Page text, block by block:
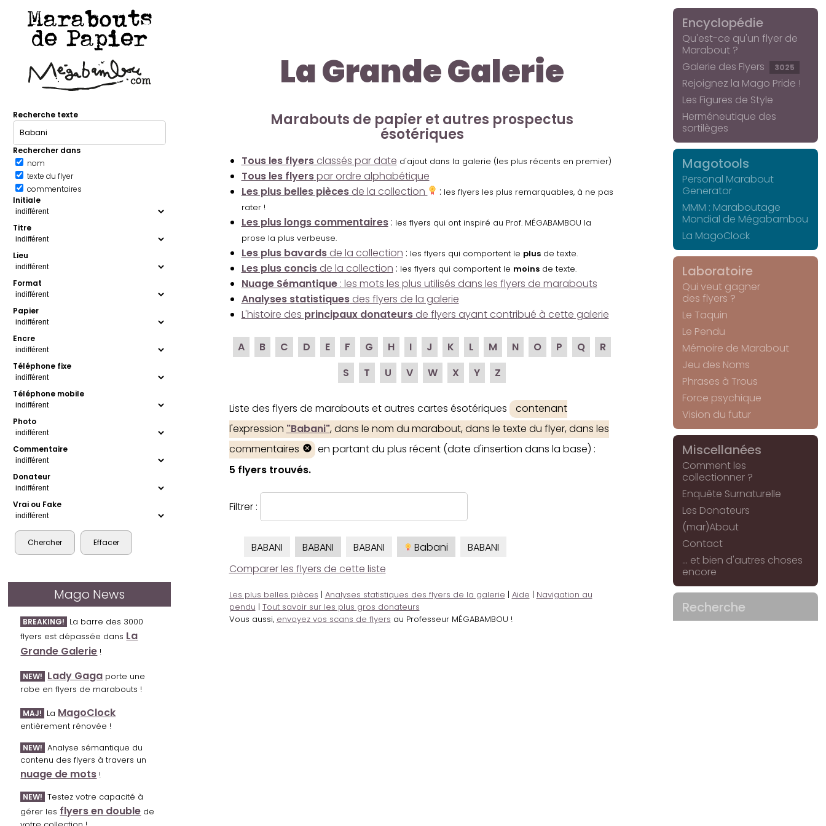
Marabouts
de Papier
Recherche texte
Rechercher dans
nom
texte du flyer
commentaires
Initiale
Titre
Lieu
Format
Papier
Encre
Téléphone fixe
Téléphone mobile
Photo
Commentaire
Donateur
Vrai ou Fake
Mago News
BREAKING! La barre des 3000
flyers est dépassée dans La
Grande Galerie !
NEW! Lady Gaga porte une
robe en flyers de marabouts !
MAJ! La MagoClock
entièrement rénovée !
NEW! Analyse sémantique du
contenu des flyers à travers un
nuage de mots !
NEW! Testez votre capacité à
gérer les flyers en double de
La Grande Galerie
Marabouts de papier et autres prospectus
ésotériques
Tous les flyersclassés par date d'ajout dans la galerie (les plus récents en premier)
Tous les flyerspar ordre alphabétique
Les plus belles piècesde la collection : les flyers les plus remarquables, à ne pas
rater !
Les plus longs commentaires: les flyers qui ont inspiré au Prof. MÉGABAMBOU la
prose la plus verbeuse.
Les plus bavardsde la collection : les flyers qui comportent le plusde texte.
Les plus concisde la collection : les flyers qui comportent le moinsde texte.
Nuage Sémantique: les mots les plus utilisés dans les flyers de marabouts
Analyses statistiquesdes flyers de la galerie
L'histoire des principaux donateursde flyers ayant contribué à cette galerie
A B C D E F G H I J K L M N O P Q
R
S
T U V W X Y Z
Liste des flyers de marabouts et autres cartes ésotériques
contenant
l'expression "Babani", dans le nom du marabout, dans le texte du flyer, dans les
commentaires
en partant du plus récent (date d'insertion dans la base) :
5 flyers trouvés.
Filtrer :
BABANI BABANI BABANI Babani
BABANI
Comparer les flyers de cette liste
Les plus belles pièces | Analyses statistiques des flyers de la galerie | Aide | Navigation au
pendu | Tout savoir sur les plus gros donateurs
Vous aussi, envoyez vos scans de flyers au Professeur MÉGABAMBOU !
Encyclopédie
Qu'est-ce qu'un flyer de
Marabout ?
Galerie des Flyers
3025
Rejoignez la Mago Pride !
Les Figures de Style
Herméneutique des
sortilèges
Magotools
Personal Marabout
Generator
MMM : Maraboutage
Mondial de Mégabambou
La MagoClock
Laboratoire
Qui veut gagner
des flyers ?
Le Taquin
Le Pendu
Mémoire de Marabout
Jeu des Noms
Phrases à Trous
Force psychique
Vision du futur
Miscellanées
Comment les
collectionner ?
Enquête Surnaturelle
Les Donateurs
(mar)About
Contact
... et bien d'autres choses
encore
Recherche